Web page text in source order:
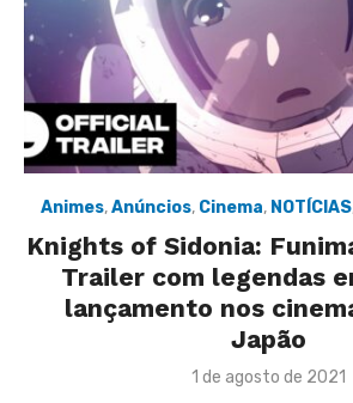
Animes,Anúncios, Cinema, NOTÍCIAS
Knights of Sidonia:
Trailer com legendas
lançamento nos
Japão
Posted
1 de agosto de 2021